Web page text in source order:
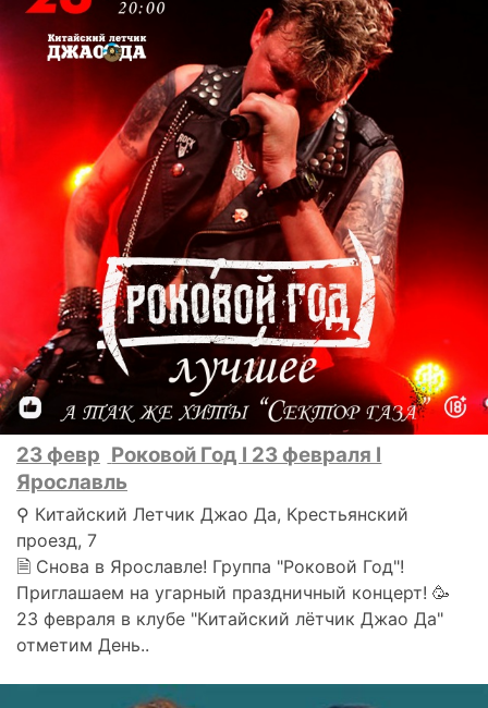
23 февр Роковой Год l 23 февраля l
Ярославль
⚲ Китайский Летчик Джао Да, Крестьянский
проезд, 7
🗎 Снова в Ярославле! Группа "Роковой Год"!
Приглашаем на угарный праздничный концерт! 🥳
23 февраля в клубе "Китайский лётчик Джао Да"
отметим День..